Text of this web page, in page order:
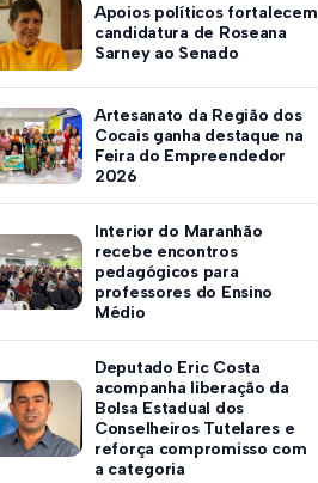
Apoios políticos fortalecem
candidatura de Roseana
Sarney ao Senado
Artesanato da Região dos
Cocais ganha destaque na
Feira do Empreendedor
2026
Interior do Maranhão
recebe encontros
pedagógicos para
professores do Ensino
Médio
Deputado Eric Costa
acompanha liberação da
Bolsa Estadual dos
Conselheiros Tutelares e
reforça compromisso com
a categoria